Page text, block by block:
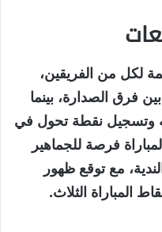
لكل من الفريقين،
فرق الصدارة، بينما
وتسجيل نقطة تحول في
فرصة للجماهير
مع توقع ظهور
المباراة الثلاث.